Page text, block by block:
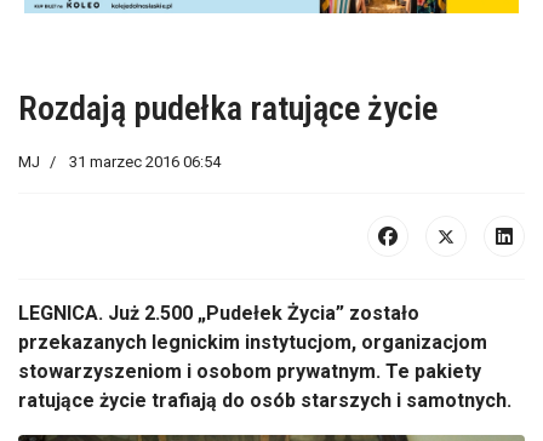
Rozdają pudełka ratujące życie
MJ 31 marzec 2016 06:54
LEGNICA. Już 2.500 „Pudełek Życia” zostało
przekazanych legnickim instytucjom, organizacjom
stowarzyszeniom i osobom prywatnym. Te pakiety
ratujące życie trafiają do osób starszych i samotnych.